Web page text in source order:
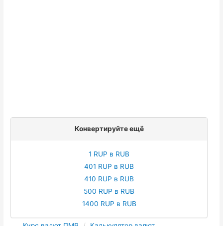
Конвертируйте ещё
1 RUP в RUB
401 RUP в RUB
410 RUP в RUB
500 RUP в RUB
1400 RUP в RUB